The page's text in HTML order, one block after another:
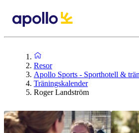
Resor
Apollo Sports - Sporthotell &
Träningskalender
Roger Landström